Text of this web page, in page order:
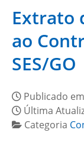
Extrato
ao
SES/GO
Publicado em
Última
Categoria